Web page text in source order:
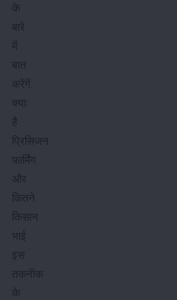
के
बारे
में
बात
करेंगें.
क्या
है
प्रिसिजन
फार्मिंग
और
कितने
किसान
भाई
इस
तकनीक
के